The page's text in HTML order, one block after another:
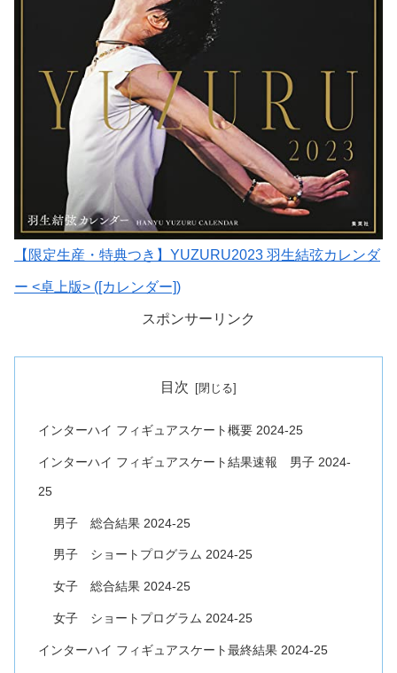
【限定生産・特典つき】YUZURU2023 羽生結弦カレンダ
ー <卓上版> ([カレンダー])
スポンサーリンク
目次
インターハイ フィギュアスケート概要 2024-25
インターハイ フィギュアスケート結果速報 男子 2024-
25
男子 総合結果 2024-25
男子 ショートプログラム 2024-25
女子 総合結果 2024-25
女子 ショートプログラム 2024-25
インターハイ フィギュアスケート最終結果 2024-25